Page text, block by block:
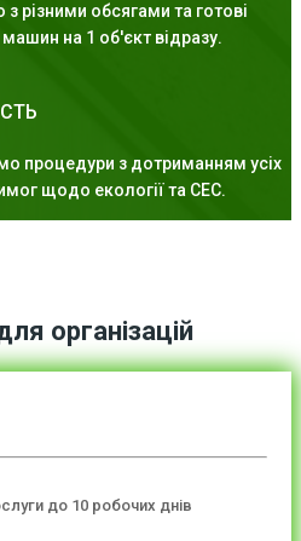
різними обсягами та готові
на 1 об'єкт відразу.
процедури з дотриманням усіх
щодо екології та СЕС.
організацій
до 10 робочих днів